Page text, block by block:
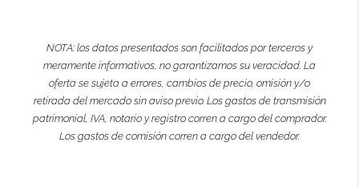
NOTA: los datos presentados son facilitados por terceros y
meramente informativos, no garantizamos su veracidad. La
oferta se sujeta a errores, cambios de precio, omisión y/o
retirada del mercado sin aviso previo. Los gastos de transmisión
patrimonial, IVA, notario y registro corren a cargo del comprador.
Los gastos de comisión corren a cargo del vendedor.